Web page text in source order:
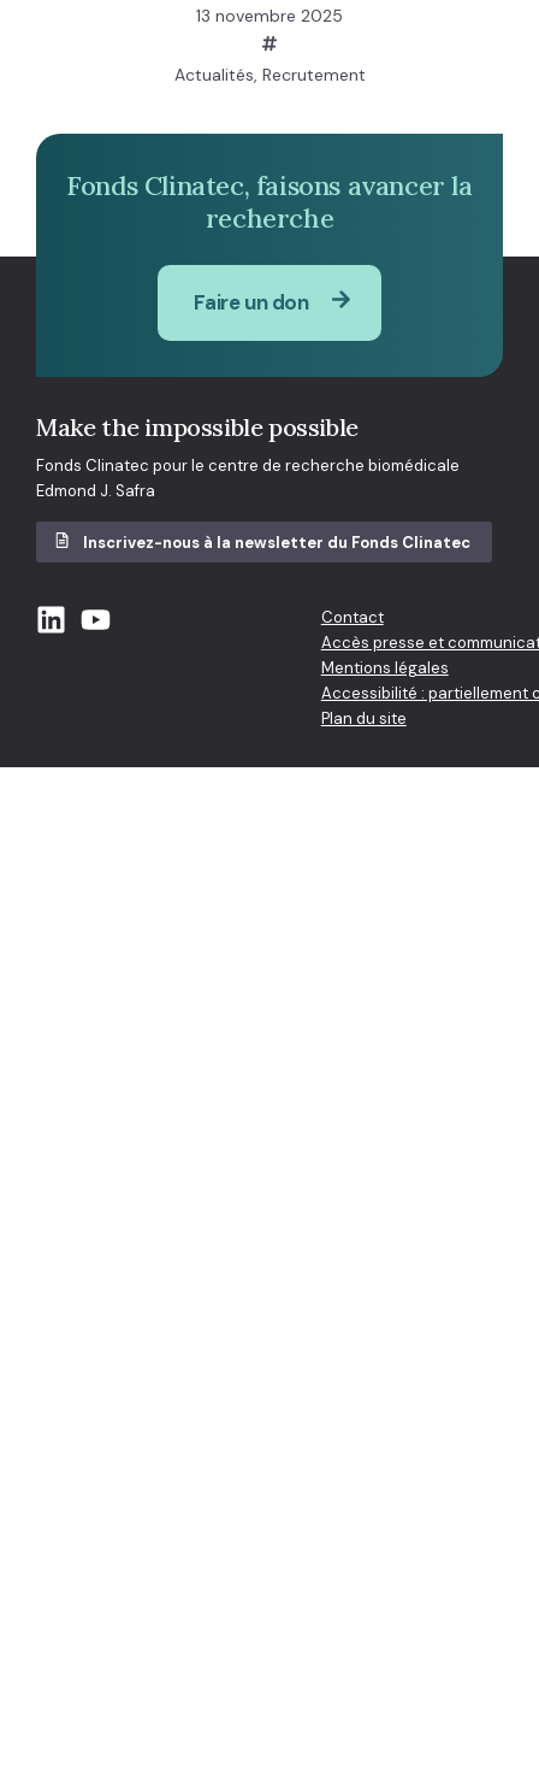
13 novembre 2025
Actualités, Recrutement
Fonds Clinatec, faisons avancer la
recherche
Faire un don
Make the impossible possible
Fonds Clinatec pour le centre de recherche biomédicale
Edmond J. Safra
Inscrivez-nous à la newsletter du Fonds Clinatec
Contact
Accès presse et
Mentions légales
Accessibilité : partiellement
Plan du site